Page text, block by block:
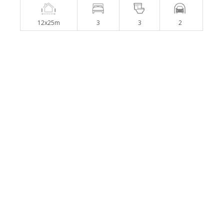
12x25m 3 3 2